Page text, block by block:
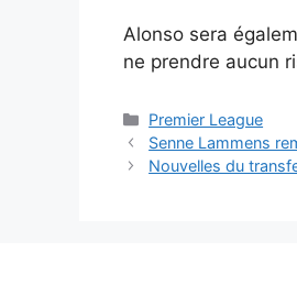
Alonso sera
ne prendre aucun
Catégories
Premier League
Senne Lammens
Nouvelles du